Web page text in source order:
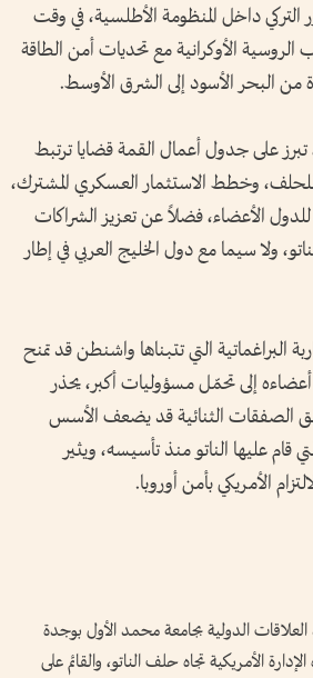
داخل المنظومة الأطلسية، في وقت
الأوكرانية مع تحديات أمن الطاقة
من البحر الأسود إلى الشرق الأوسط.
تبرز على جدول أعمال القمة قضايا ترتبط
للحلف، وخطط الاستثمار العسكري المشترك،
الأعضاء، فضلاً عن تعزيز الشراكات
ولا سيما مع دول الخليج العربي في إطار
البراغماتية التي تتبناها واشنطن قد تمنح
إلى تحمّل مسؤوليات أكبر، يحذر
الصفقات الثنائية قد يضعف الأسس
قام عليها الناتو منذ تأسيسه، ويثير
الأمريكي بأمن أوروبا.
الدولية بجامعة محمد الأول بوجدة
الأمريكية تجاه حلف الناتو، والقائم على